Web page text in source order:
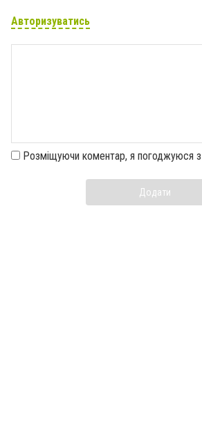
Авторизуватись
Розміщуючи коментар, я погоджуюся з
Додати